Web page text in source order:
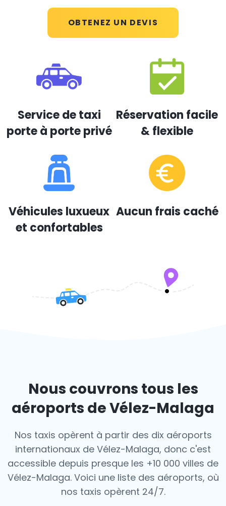
OBTENEZ UN DEVIS
Service de taxi
porte à porte privé
Réservation facile
& flexible
Véhicules luxueux
et confortables
Aucun frais caché
Nous couvrons tous les
aéroports de Vélez-Malaga
Nos taxis opèrent à partir des dix aéroports
internationaux de Vélez-Malaga, donc c'est
accessible depuis presque les +10 000 villes de
Vélez-Malaga. Voici une liste des aéroports, où
nos taxis opèrent 24/7.